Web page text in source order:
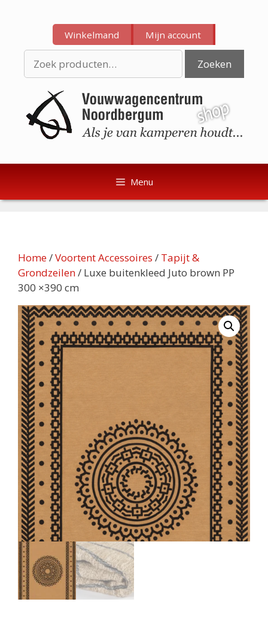
inhoud
inhoud
Winkelmand Mijn account
naar:
Zoeken
Menu
Home/Voortent Accessoires / Tapijt &
Grondzeilen/ Luxe buitenkleed Juto brown PP
300 ×390 cm